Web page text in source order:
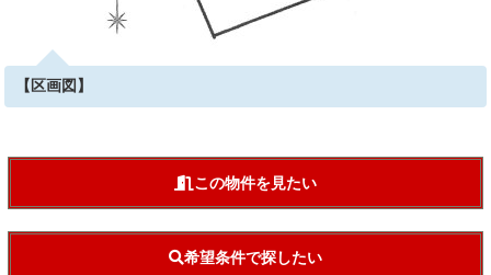
【区画図】
この物件を見たい
希望条件で探したい